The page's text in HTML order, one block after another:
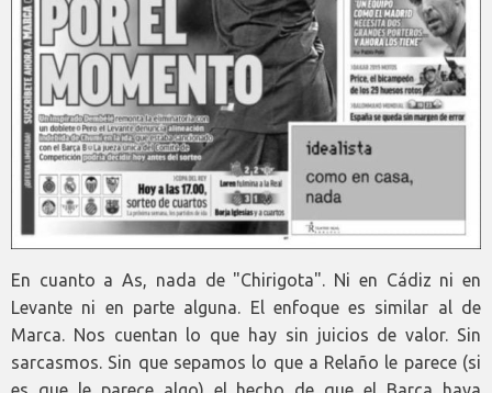
En cuanto a As, nada de "Chirigota". Ni en Cádiz ni en
Levante ni en parte alguna. El enfoque es similar al de
Marca. Nos cuentan lo que hay sin juicios de valor. Sin
sarcasmos. Sin que sepamos lo que a Relaño le parece (si